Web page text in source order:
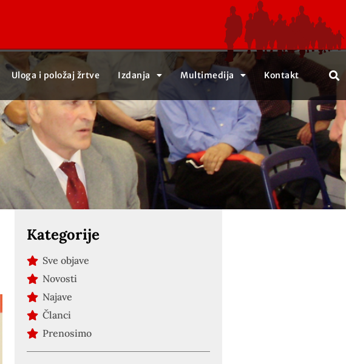
Uloga i položaj žrtve Izdanja Multimedija Kontakt
Kategorije
Sve objave
Novosti
Najave
Članci
Prenosimo